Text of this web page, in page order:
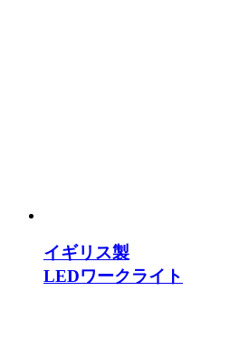
イギリス製
LEDワークライト